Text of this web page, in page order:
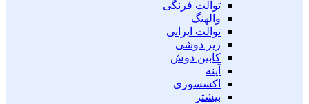
توالت فرنگی
والهنگ
توالت ایرانی
زیر دوشی
کابین دوش
آینه
اکسسوری
بیشتر